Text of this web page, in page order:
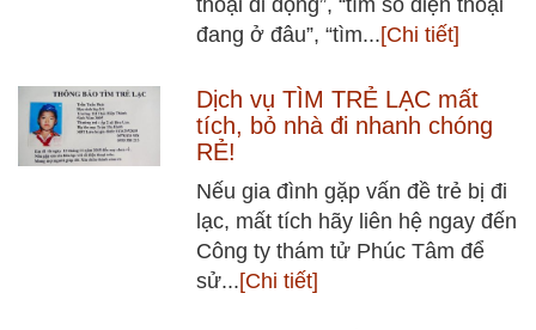
đang ở đâu”, “tìm...[Chi tiết]
Dịch vụ TÌM TRẺ LẠC mất
tích, bỏ nhà đi nhanh chóng
RẺ!
Nếu gia đình gặp vấn đề trẻ bị đi
lạc, mất tích hãy liên hệ ngay đến
Công ty thám tử Phúc Tâm để
sử...[Chi tiết]